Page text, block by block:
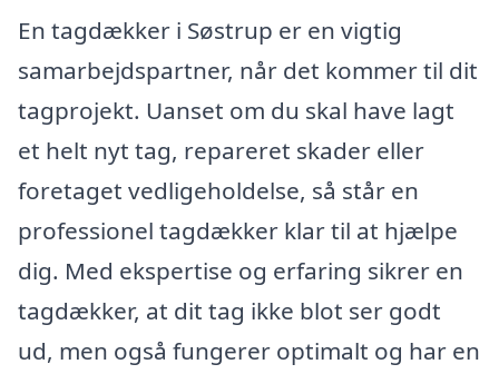
En tagdækker i Søstrup er en vigtig
samarbejdspartner, når det kommer til dit
tagprojekt. Uanset om du skal have lagt
et helt nyt tag, repareret skader eller
foretaget vedligeholdelse, så står en
professionel tagdækker klar til at hjælpe
dig. Med ekspertise og erfaring sikrer en
tagdækker, at dit tag ikke blot ser godt
ud, men også fungerer optimalt og har en